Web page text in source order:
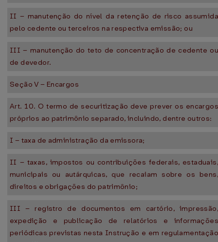
II – manutenção do nível da retenção de risco assumida
pelo cedente ou terceiros na respectiva emissão; ou
III – manutenção do teto de concentração de cedente ou
de devedor.
Seção V – Encargos
Art. 10. O termo de securitização deve prever os encargos
próprios ao patrimônio separado, incluindo, dentre outros:
I – taxa de administração da emissora;
II – taxas, impostos ou contribuições federais, estaduais,
municipais ou autárquicas, que recaiam sobre os bens,
direitos e obrigações do patrimônio;
III – registro de documentos em cartório, impressão,
expedição e publicação de relatórios e informações
periódicas previstas nesta Instrução e em regulamentação